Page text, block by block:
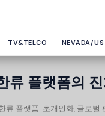
TV&TELCO NEVADA/
류 플랫폼의
류 플랫폼. 초개인화, 글로벌